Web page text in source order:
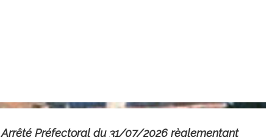
Arrêté Préfectoral du 31/07/2026 règlementant